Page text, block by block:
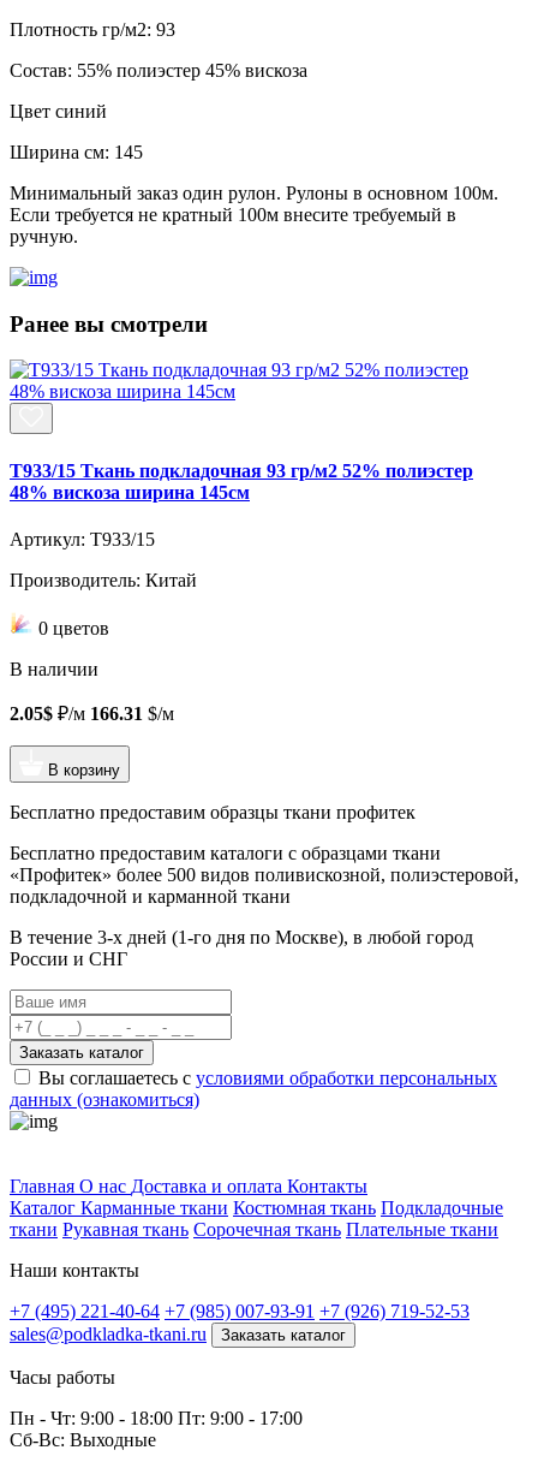
Плотность гр/м2: 93
Состав: 55% полиэстер 45% вискоза
Цвет синий
Ширина см: 145
Минимальный заказ один рулон. Рулоны в основном 100м.
Если требуется не кратный 100м внесите требуемый в
ручную.
Ранее вы смотрели
T933/15 Ткань подкладочная 93 гр/м2 52% полиэстер
48% вискоза ширина 145см
Артикул: T933/15
Производитель: Китай
0 цветов
В наличии
2.05$ ₽/м 166.31 $/м
В корзину
Бесплатно предоставим образцы ткани профитек
Бесплатно предоставим каталоги с образцами ткани
«Профитек» более 500 видов поливискозной, полиэстеровой,
подкладочной и карманной ткани
В течение 3-х дней (1-го дня по Москве), в любой город
России и СНГ
Заказать каталог
Вы соглашаетесь с условиями обработки персональных
данных (ознакомиться)
Главная О нас Доставка и оплата Контакты
Каталог Карманные ткани Костюмная ткань Подкладочные
ткани Рукавная ткань Сорочечная ткань Плательные ткани
Наши контакты
+7 (495) 221-40-64 +7 (985) 007-93-91 +7 (926) 719-52-53
sales@podkladka-tkani.ru
Заказать каталог
Часы работы
Пн - Чт: 9:00 - 18:00 Пт: 9:00 - 17:00
Сб-Вс: Выходные